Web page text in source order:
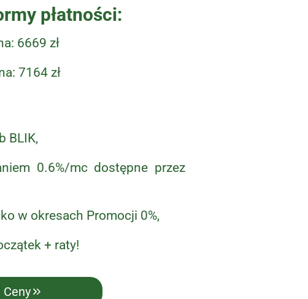
płatności:
6669 zł
7164 zł
BLIK,
0.6%/mc dostępne przez
w okresach Promocji 0%,
+ raty!
Ceny